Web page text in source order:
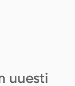
uuesti